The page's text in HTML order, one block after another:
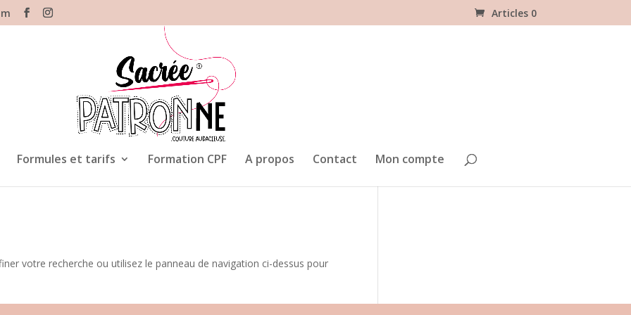
Articles 0
Formules et tarifs Formation CPF A propos Contact Mon compte
votre recherche ou utilisez le panneau de navigation ci-dessus pour